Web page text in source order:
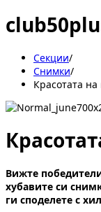
Секции/
Снимки/
Красотата
Вижте
хубавите си
ги споделете с